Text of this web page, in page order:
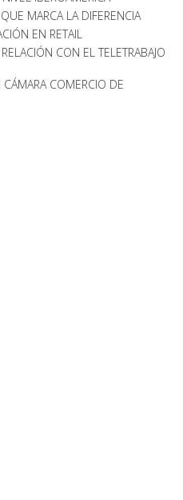
MARCA LA DIFERENCIA
EN RETAIL
CON EL TELETRABAJO
COMERCIO DE